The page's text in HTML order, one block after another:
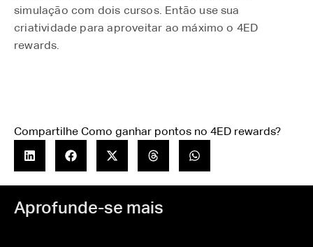
simulação com dois cursos. Então use sua
criatividade para aproveitar ao máximo o 4ED
rewards.
Compartilhe Como ganhar pontos no 4ED rewards?
Aprofunde-se mais